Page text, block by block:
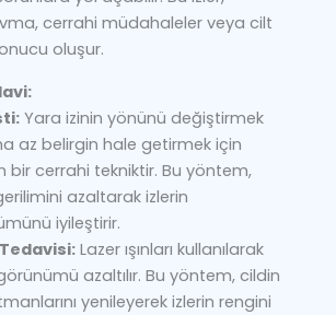
cerrahi müdahaleler veya cilt
oluşur.
Yara izinin yönünü değiştirmek
az belirgin hale getirmek için
bir cerrahi tekniktir. Bu yöntem,
azaltarak izlerin
iyileştirir.
Lazer ışınları kullanılarak
azaltılır. Bu yöntem, cildin
yenileyerek izlerin rengini